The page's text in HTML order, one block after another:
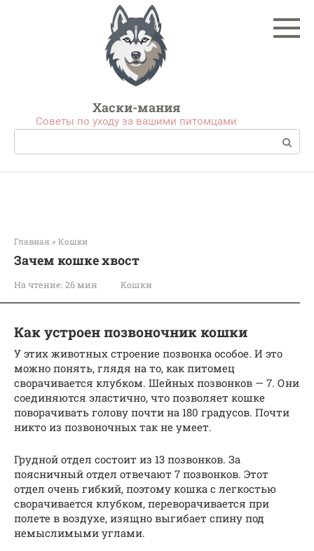
Хаски-мания
Советы по уходу за вашими питомцами
Поиск:
Главная » Кошки
Зачем кошке хвост
На чтение: 26 мин Кошки
Как устроен позвоночник кошки
У этих животных строение позвонка особое. И это
можно понять, глядя на то, как питомец
сворачивается клубком. Шейных позвонков — 7. Они
соединяются эластично, что позволяет кошке
поворачивать голову почти на 180 градусов. Почти
никто из позвоночных так не умеет.
Грудной отдел состоит из 13 позвонков. За
поясничный отдел отвечают 7 позвонков. Этот
отдел очень гибкий, поэтому кошка с легкостью
сворачивается клубком, переворачивается при
полете в воздухе, изящно выгибает спину под
немыслимыми углами.